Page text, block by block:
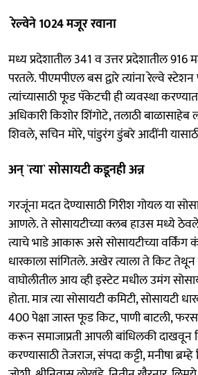
रेल्वेने 1024 मजूर रवाना
मध्य प्रदेशातील 341 व उत्तर प्रदेशातील 916
परतले. पीएमपीएल बस द्वारे त्यांना रेल्वे
त्यांच्यासाठी फूड पॅकेटची ही व्यवस्था
अधिकारी किशोर शिंगोटे, तलाठी
शिवले, सचिन मोरे, पांडुरंग डुंबरे आदींनी
अन् `त्या` सोसायटी कडूनही अन्न
गरजूंना मदत देण्यासाठी गिरीश गोयल या
आणले. ते सोसायटीच्या क्लब हाउस मध्ये
त्याचे भाडे आकारू असे सोसायटीच्या वर्किंग
धारकाला सांगितले. अखेर त्याला ते किट
वाघोलीतील आय व्ही इस्टेट मधील उमंग
होता. मात्र त्या सोसायटी कमिटी, सोसायटी
400 पेक्षा जास्त फूड किट, पाणी बाटली,
करून समाजाप्रती आपली बांधिलकी दाखवून
करण्यासाठी तेजराज, संपदा कट्टी, मनीषा